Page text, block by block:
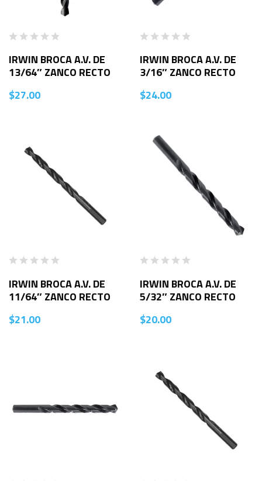
IRWIN BROCA A.V. DE
13/64″ ZANCO RECTO
$27.00
IRWIN BROCA A.V. DE
3/16″ ZANCO RECTO
$24.00
IRWIN BROCA A.V. DE
11/64″ ZANCO RECTO
$21.00
IRWIN BROCA A.V. DE
5/32″ ZANCO RECTO
$20.00